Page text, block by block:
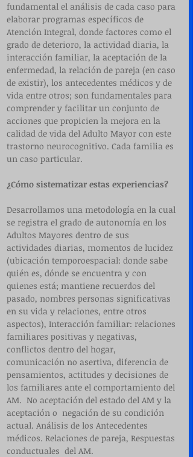
fundamental el análisis de cada caso para
elaborar programas específicos de
Atención Integral, donde factores como el
grado de deterioro, la actividad diaria, la
interacción familiar, la aceptación de la
enfermedad, la relación de pareja (en caso
de existir), los antecedentes médicos y de
vida entre otros; son fundamentales para
comprender y facilitar un conjunto de
acciones que propicien la mejora en la
calidad de vida del Adulto Mayor con este
trastorno neurocognitivo. Cada familia es
un caso particular.
¿Cómo sistematizar estas experiencias?
Desarrollamos una metodología en la cual
se registra el grado de autonomía en los
Adultos Mayores dentro de sus
actividades diarias, momentos de lucidez
(ubicación temporoespacial: donde sabe
quién es, dónde se encuentra y con
quienes está; mantiene recuerdos del
pasado, nombres personas significativas
en su vida y relaciones, entre otros
aspectos), Interacción familiar: relaciones
familiares positivas y negativas,
conflictos dentro del hogar,
comunicación no asertiva, diferencia de
pensamientos, actitudes y decisiones de
los familiares ante el comportamiento del
AM.  No aceptación del estado del AM y la
aceptación o  negación de su condición
actual. Análisis de los Antecedentes
médicos. Relaciones de pareja, Respuestas
conductuales  del AM.